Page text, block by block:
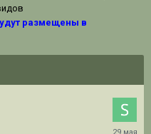
размещены в